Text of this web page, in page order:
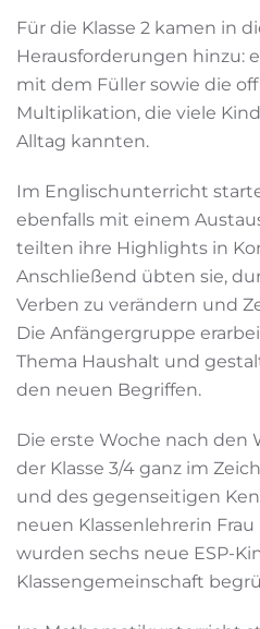
Für die Klasse 2 kamen in
Herausforderungen hinzu:
mit dem Füller sowie die
Multiplikation, die viele
Alltag kannten.
Im Englischunterricht
ebenfalls mit einem
teilten ihre Highlights in
Anschließend übten sie,
Verben zu verändern und
Die Anfängergruppe
Thema Haushalt und
den neuen Begriffen.
Die erste Woche nach den
der Klasse 3/4 ganz im
und des gegenseitigen
neuen Klassenlehrerin
wurden sechs neue ESP-
Klassengemeinschaft